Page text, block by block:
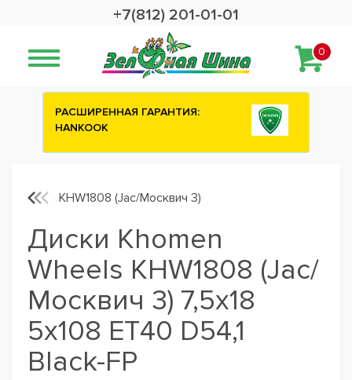
+7(812) 201-01-01
0
Сashback 2500 рублей на зимние
KHW1808 (Jac/Москвич 3)
Диски Khomen
Wheels KHW1808 (Jac/
Москвич 3) 7,5x18
5x108 ET40 D54,1
Black-FP